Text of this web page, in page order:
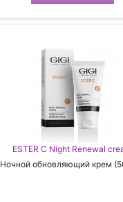
ESTER C Night Renewal
Ночной обновляющий крем